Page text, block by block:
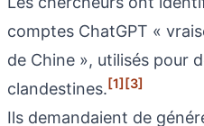
comptes ChatGPT «
de Chine », utilisés pour
clandestines.[1][3]
Ils demandaient de